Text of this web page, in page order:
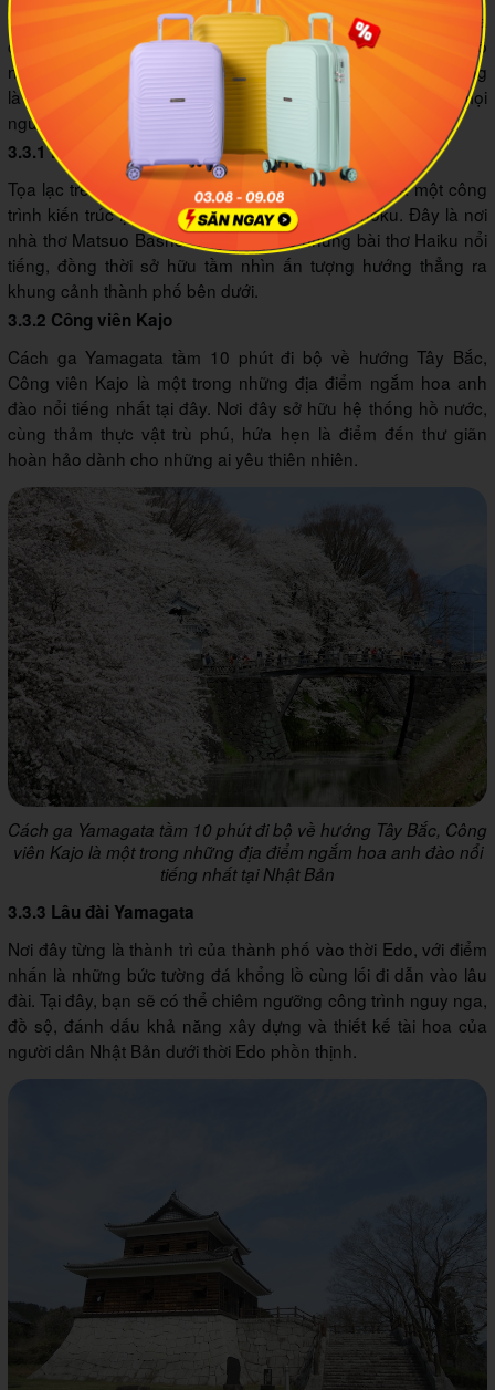
Nếu có cơ hội du lịch Tohoku vào mùa đông, thì Yamagata
chắc chắn là điểm đến bạn không nên bỏ qua. Thành phố
này được những dãy núi tuyết hùng vĩ bao bọc, thế nên cũng
là nơi sở hữu nhiều điểm trượt tuyết, suối nước nóng để mọi
người thỏa thích trải nghiệm.
3.3.1 Đền thờ Yamadera
Tọa lạc trên một đỉnh núi cao, đền thờ Yamadera là một công
trình kiến trúc lịch sử lâu đời tại Yamagata, Tohoku. Đây là nơi
nhà thơ Matsuo Basho từng sáng tác những bài thơ Haiku nổi
tiếng, đồng thời sở hữu tầm nhìn ấn tượng hướng thẳng ra
khung cảnh thành phố bên dưới.
3.3.2 Công viên Kajo
Cách ga Yamagata tầm 10 phút đi bộ về hướng Tây Bắc,
Công viên Kajo là một trong những địa điểm ngắm hoa anh
đào nổi tiếng nhất tại đây. Nơi đây sở hữu hệ thống hồ nước,
cùng thảm thực vật trù phú, hứa hẹn là điểm đến thư giãn
hoàn hảo dành cho những ai yêu thiên nhiên.
Cách ga Yamagata tầm 10 phút đi bộ về hướng Tây Bắc, Công
viên Kajo là một trong những địa điểm ngắm hoa anh đào nổi
tiếng nhất tại Nhật Bản
3.3.3 Lâu đài Yamagata
Nơi đây từng là thành trì của thành phố vào thời Edo, với điểm
nhấn là những bức tường đá khổng lồ cùng lối đi dẫn vào lâu
đài. Tại đây, bạn sẽ có thể chiêm ngưỡng công trình nguy nga,
đồ sộ, đánh dấu khả năng xây dựng và thiết kế tài hoa của
người dân Nhật Bản dưới thời Edo phồn thịnh.